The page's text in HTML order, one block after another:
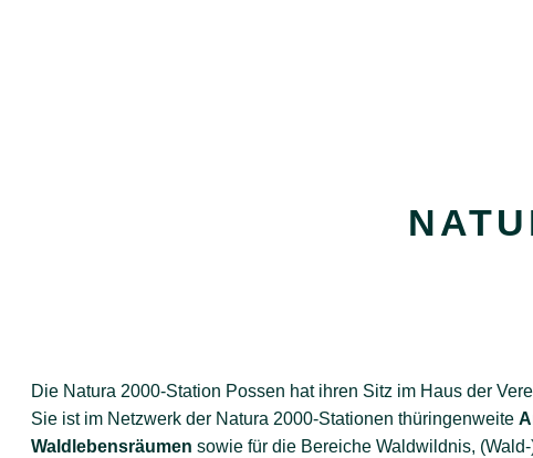
Die Natura 2000-Station Possen hat ihren Sitz im Haus der
Sie ist im Netzwerk der Natura 2000-Stationen thüringenweite
Waldlebensräumen sowie für die Bereiche Waldwildnis,